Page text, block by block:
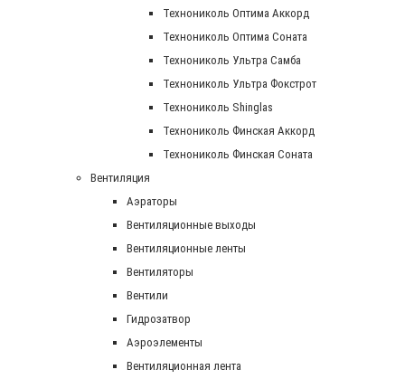
Технониколь Оптима Аккорд
Технониколь Оптима Соната
Технониколь Ультра Самба
Технониколь Ультра Фокстрот
Технониколь Shinglas
Технониколь Финская Аккорд
Технониколь Финская Соната
Вентиляция
Аэраторы
Вентиляционные выходы
Вентиляционные ленты
Вентиляторы
Вентили
Гидрозатвор
Аэроэлементы
Вентиляционная лента